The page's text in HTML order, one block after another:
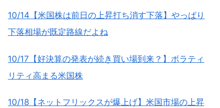
10/14【米国株は前日の上昇打ち消す下落】やっぱり
下落相場が既定路線だよね
10/17【好決算の発表が続き買い場到来？】ボラティ
リティ高まる米国株
10/18【ネットフリックスが爆上げ】米国市場の上昇